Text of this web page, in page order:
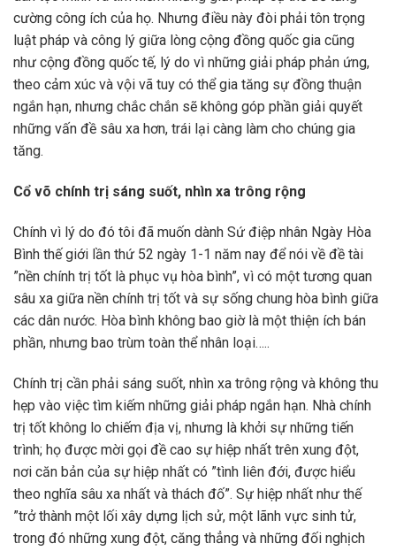
cường công ích của họ. Nhưng điều này đòi phải tôn trọng
luật pháp và công lý giữa lòng cộng đồng quốc gia cũng
như cộng đồng quốc tế, lý do vì những giải pháp phản ứng,
theo cảm xúc và vội vã tuy có thể gia tăng sự đồng thuận
ngắn hạn, nhưng chắc chắn sẽ không góp phần giải quyết
những vấn đề sâu xa hơn, trái lại càng làm cho chúng gia
tăng.
Cổ võ chính trị sáng suốt, nhìn xa trông rộng
Chính vì lý do đó tôi đã muốn dành Sứ điệp nhân Ngày Hòa
Bình thế giới lần thứ 52 ngày 1-1 năm nay để nói về đề tài
”nền chính trị tốt là phục vụ hòa bình”, vì có một tương quan
sâu xa giữa nền chính trị tốt và sự sống chung hòa bình giữa
các dân nước. Hòa bình không bao giờ là một thiện ích bán
phần, nhưng bao trùm toàn thể nhân loại…..
Chính trị cần phải sáng suốt, nhìn xa trông rộng và không thu
hẹp vào việc tìm kiếm những giải pháp ngắn hạn. Nhà chính
trị tốt không lo chiếm địa vị, nhưng là khởi sự những tiến
trình; họ được mời gọi đề cao sự hiệp nhất trên xung đột,
nơi căn bản của sự hiệp nhất có ”tình liên đới, được hiểu
theo nghĩa sâu xa nhất và thách đố”. Sự hiệp nhất như thế
”trở thành một lối xây dựng lịch sử, một lãnh vực sinh tử,
trong đó những xung đột, căng thẳng và những đối nghịch